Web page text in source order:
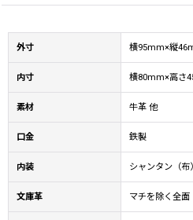
外寸 横95mm×縦
内寸 横80mm×高さ
素材 牛革 他
口金 鉄製
内装 シャンタン（布）
文庫革 マチを除く全面